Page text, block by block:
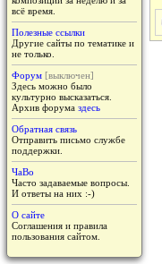
всё время.
Полезные ссылки
Другие сайты по тематике и
не только.
Форум [выключен]
Здесь можно было
культурно высказаться.
Архив форума здесь
Обратная связь
Отправить письмо службе
поддержки.
ЧаВо
Часто задаваемые вопросы.
И ответы на них :-)
О сайте
Соглашения и правила
пользования сайтом.